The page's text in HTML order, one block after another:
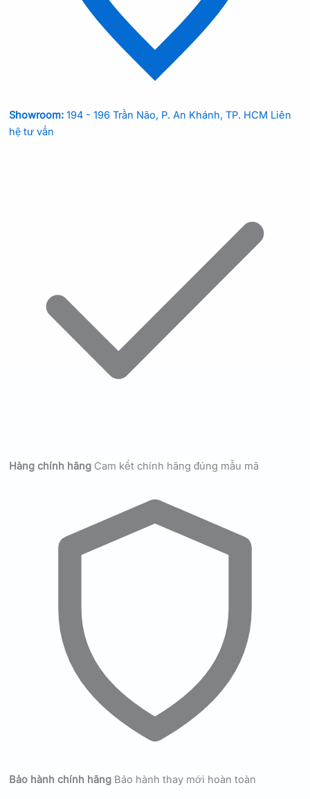
Showroom: 194 - 196 Trần Não, P. An Khánh, TP. HCM Liên
hệ tư vấn
Hàng chính hãng Cam kết chính hãng đúng mẫu mã
Bảo hành chính hãng Bảo hành thay mới hoàn toàn